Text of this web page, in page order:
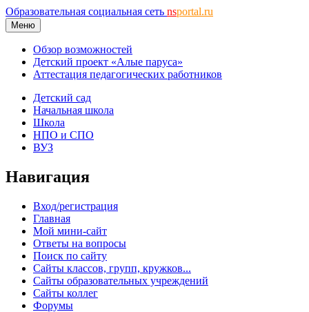
Образовательная социальная сеть nsportal.ru
Меню
Обзор возможностей
Детский проект «Алые паруса»
Аттестация педагогических работников
Детский сад
Начальная школа
Школа
НПО и СПО
ВУЗ
Навигация
Вход/регистрация
Главная
Мой мини-сайт
Ответы на вопросы
Поиск по сайту
Сайты классов, групп, кружков...
Сайты образовательных учреждений
Сайты коллег
Форумы